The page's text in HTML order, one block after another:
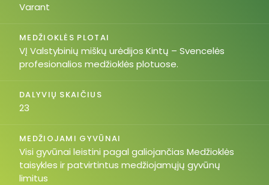
Varant
MEDŽIOKLĖS PLOTAI
VĮ Valstybinių miškų urėdijos Kintų – Svencelės
profesionalios medžioklės plotuose.
DALYVIŲ SKAIČIUS
23
MEDŽIOJAMI GYVŪNAI
Visi gyvūnai leistini pagal galiojančias Medžioklės
taisykles ir patvirtintus medžiojamųjų gyvūnų
limitus